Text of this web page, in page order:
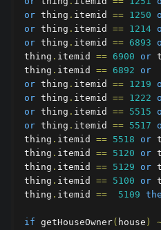
or thing . itemid == 1250
or thing . itemid == 1214
or thing . itemid == 6893
thing . itemid == 6900 or
thing . itemid == 6892 or
or thing . itemid == 1219
or thing . itemid == 1222
or thing . itemid == 5515
or thing . itemid == 5517
thing . itemid == 5518 or
thing . itemid == 5120 or
thing . itemid == 5129 or
thing . itemid == 5100 or
thing . itemid == 5109
if getHouseOwner( house )